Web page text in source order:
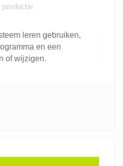
productie
leren gebruiken,
en een
of wijzigen.